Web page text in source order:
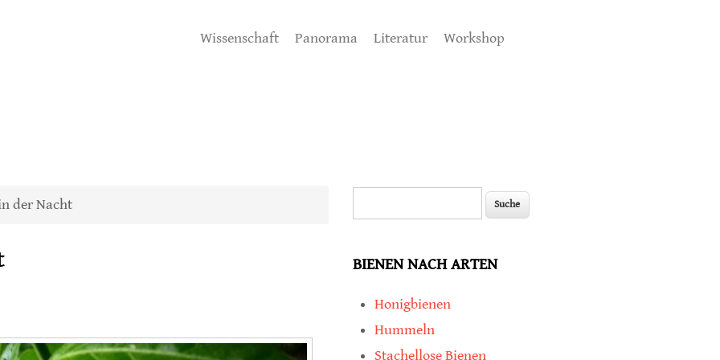
Wissenschaft Panorama Literatur Workshop
der Nacht
BIENEN NACH ARTEN
Honigbienen
Hummeln
Stachellose Bienen